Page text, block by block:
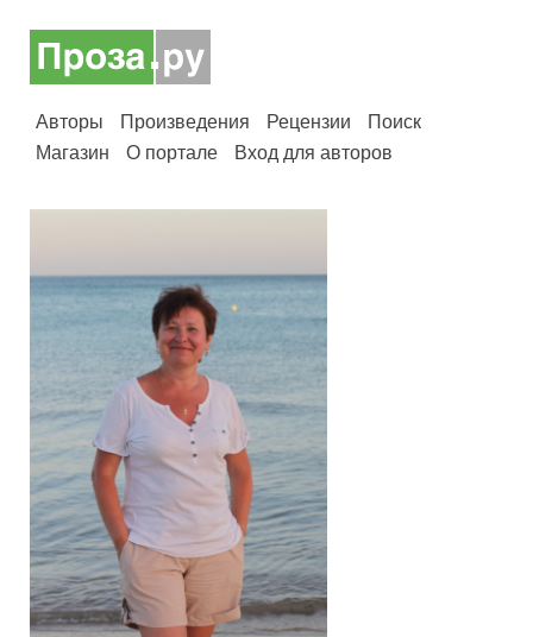
Авторы Произведения Рецензии
Поиск
Магазин
О портале Вход для авторов